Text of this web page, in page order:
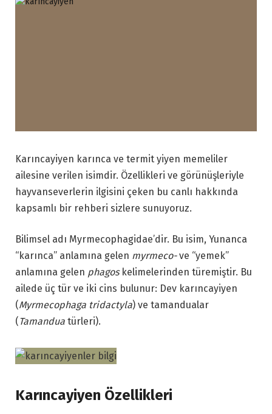
Karıncayiyen karınca ve termit yiyen memeliler
ailesine verilen isimdir. Özellikleri ve görünüşleriyle
hayvanseverlerin ilgisini çeken bu canlı hakkında
kapsamlı bir rehberi sizlere sunuyoruz.
Bilimsel adı Myrmecophagidae’dir. Bu isim, Yunanca
“karınca” anlamına gelen myrmeco-ve “yemek”
anlamına gelen phagoskelimelerinden türemiştir. Bu
ailede üç tür ve iki cins bulunur: Dev karıncayiyen
(Myrmecophaga tridactyla) ve tamandualar
( Tamandua türleri).
Karıncayiyen Özellikleri